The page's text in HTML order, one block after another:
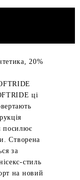
20%
ці
посилює
Створена
за
стиль
на новий